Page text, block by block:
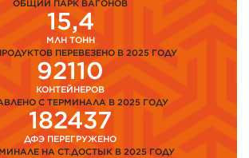
ОБЩИЙ ПАРК ВАГОНОВ
15,4
МЛН ТОНН
ПЕРЕВЕЗЕНО В 2025 ГОДУ
92110
КОНТЕЙНЕРОВ
С ТЕРМИНАЛА В 2025 ГОДУ
182437
ДФЭ ПЕРЕГРУЖЕНО
НА СТ.ДОСТЫК В 2025 ГОДУ